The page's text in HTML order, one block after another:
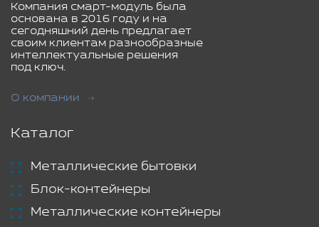
Компания смарт-модуль была
основана в 2016 году и на
сегодняшний день предлагает
своим клиентам разнообразные
интеллектуальные решения
под ключ.
О компании
Каталог
Металлические бытовки
Блок-контейнеры
Металлические контейнеры